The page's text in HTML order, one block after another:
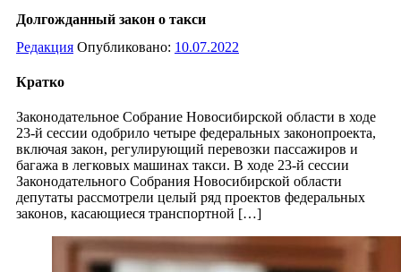
Долгожданный закон о такси
Редакция Опубликовано: 10.07.2022
Кратко
Законодательное Собрание Новосибирской области в ходе
23-й сессии одобрило четыре федеральных законопроекта,
включая закон, регулирующий перевозки пассажиров и
багажа в легковых машинах такси. В ходе 23-й сессии
Законодательного Собрания Новосибирской области
депутаты рассмотрели целый ряд проектов федеральных
законов, касающиеся транспортной […]